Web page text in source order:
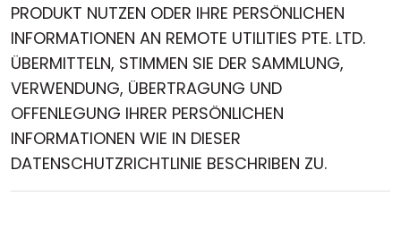
PRODUKT NUTZEN ODER IHRE PERSÖNLICHEN
INFORMATIONEN AN REMOTE UTILITIES PTE. LTD.
ÜBERMITTELN, STIMMEN SIE DER SAMMLUNG,
VERWENDUNG, ÜBERTRAGUNG UND
OFFENLEGUNG IHRER PERSÖNLICHEN
INFORMATIONEN WIE IN DIESER
DATENSCHUTZRICHTLINIE BESCHRIBEN ZU.